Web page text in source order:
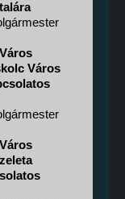
Város